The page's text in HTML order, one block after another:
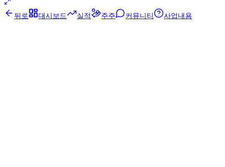
뒤로 대시보드 실적 주주 커뮤니티 사업내용